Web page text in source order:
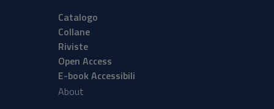
Catalogo
Collane
Riviste
Open Access
E-book Accessibili
About